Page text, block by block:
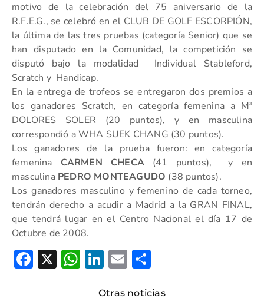
motivo de la celebración del 75 aniversario de la
R.F.E.G., se celebró en el CLUB DE GOLF ESCORPIÓN,
la última de las tres pruebas (categoría Senior) que se
han disputado en la Comunidad, la competición se
disputó bajo la modalidad Individual Stableford,
Scratch y Handicap.
En la entrega de trofeos se entregaron dos premios a
los ganadores Scratch, en categoría femenina a Mª
DOLORES SOLER (20 puntos), y en masculina
correspondió a WHA SUEK CHANG (30 puntos).
Los ganadores de la prueba fueron: en categoría
femenina CARMEN CHECA(41 puntos), y en
masculina PEDRO MONTEAGUDO (38 puntos).
Los ganadores masculino y femenino de cada torneo,
tendrán derecho a acudir a Madrid a la GRAN FINAL,
que tendrá lugar en el Centro Nacional el día 17 de
Octubre de 2008.
Facebook
X WhatsApp
LinkedIn
Email
Otras noticias